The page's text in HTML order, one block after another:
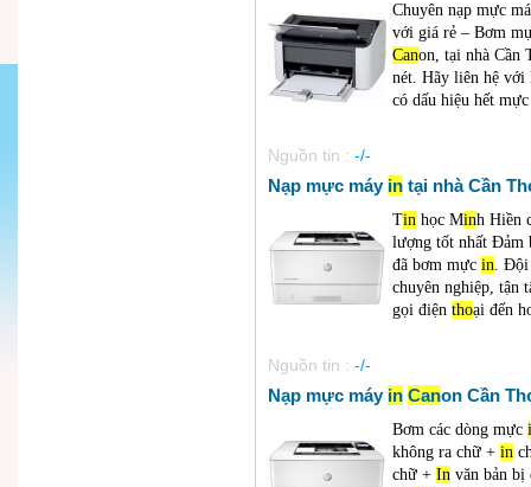
Chuyên nạp mực
với giá rẻ – Bơm
Canon, tại nhà Cần
nét. Hãy liên hệ
có dấu hiệu hết
Nguồn tin : -/-
​Nạp mực máy in tại nhà Cần
Tin học Minh Hiền
lượng tốt nhất Đảm
đã bơm mực in. Đội
chuyên nghiệp, tận
gọi điện thoại đến
Nguồn tin : -/-
Nạp mực máy in Canon Cần
Bơm các dòng mực
không ra chữ + in
chữ + In văn bản